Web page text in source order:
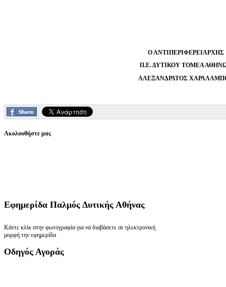
Ο ΑΝΤΙΠΕΡΙΦΕΡΕΙΑΡΧΗΣ
Π.Ε. ΔΥΤΙΚΟΥ ΤΟΜΕΑ
ΑΛΕΞΑΝΔΡΑΤΟΣ
Ακολουθήστε μας
Εφημερίδα Παλμός Δυτικής Αθήνας
Κάντε κλίκ στην φωτογραφία για να διαβάσετε σε ηλεκτρονική
μορφή την εφημερίδα
Οδηγός Αγοράς